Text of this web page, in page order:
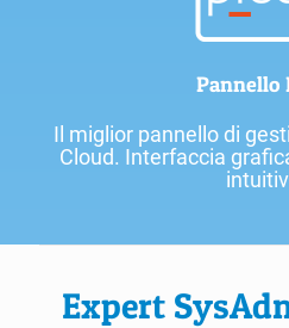
Pannello
Il miglior pannello di
Cloud. Interfaccia
Expert